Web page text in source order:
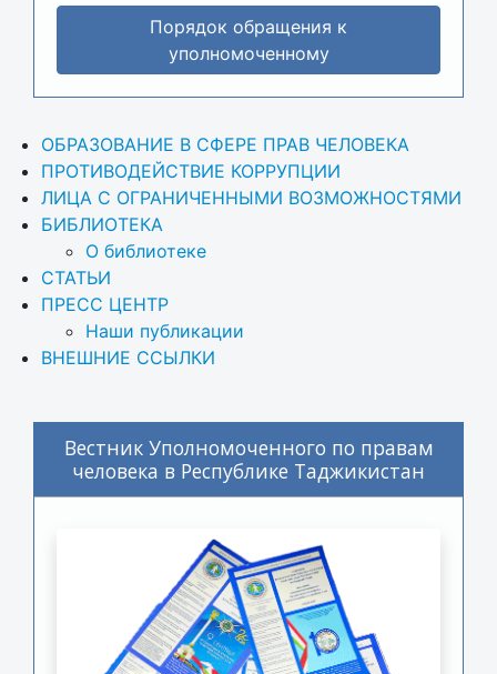
Порядок обращения к
уполномоченному
ОБРАЗОВАНИЕ В СФЕРЕ ПРАВ ЧЕЛОВЕКА
ПРОТИВОДЕЙСТВИЕ КОРРУПЦИИ
ЛИЦА С ОГРАНИЧЕННЫМИ ВОЗМОЖНОСТЯМИ
БИБЛИОТЕКА
О библиотеке
СТАТЬИ
ПРЕСС ЦЕНТР
Наши публикации
ВНЕШНИЕ ССЫЛКИ
Вестник Уполномоченного по правам
человека в Республике Таджикистан